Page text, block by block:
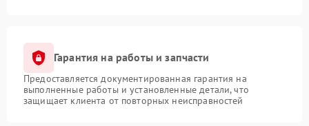
Гарантия на работы и запчасти
Предоставляется документированная гарантия на
выполненные работы и установленные детали, что
защищает клиента от повторных неисправностей